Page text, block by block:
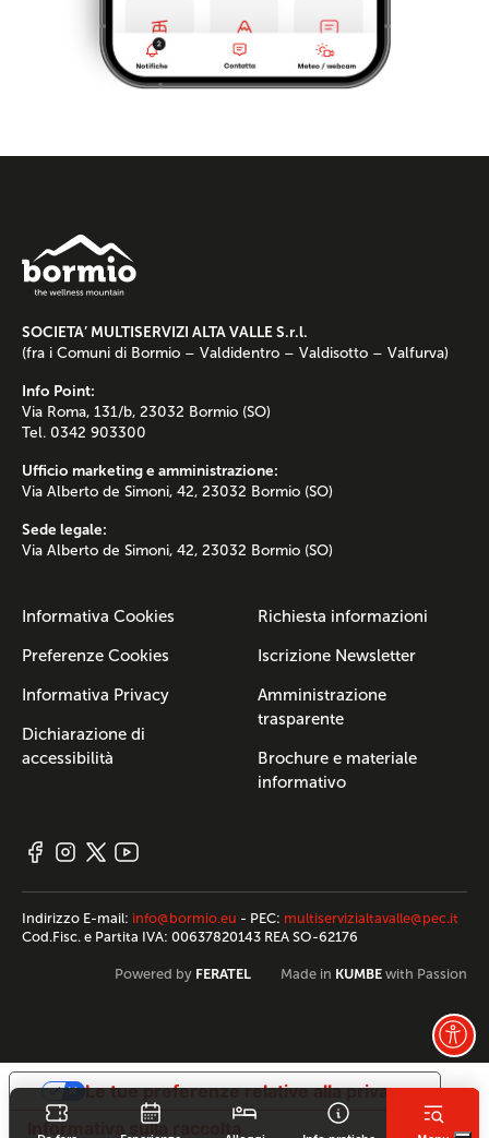
SOCIETA’ MULTISERVIZI ALTA VALLE S.r.l.
(fra i Comuni di Bormio – Valdidentro – Valdisotto – Valfurva)
Info Point:
Via Roma, 131/b, 23032 Bormio (SO)
Tel. 0342 903300
Ufficio marketing e amministrazione:
Via Alberto de Simoni, 42, 23032 Bormio (SO)
Sede legale:
Via Alberto de Simoni, 42, 23032 Bormio (SO)
Informativa Cookies
Preferenze Cookies
Informativa Privacy
Dichiarazione di
accessibilità
Richiesta informazioni
Iscrizione Newsletter
Amministrazione
trasparente
Brochure e materiale
informativo
Indirizzo E-mail: info@bormio.eu - PEC: multiservizialtavalle@pec.it
Cod.Fisc. e Partita IVA: 00637820143 REA SO-62176
Powered by FERATEL Made in KUMBE with Passion
Informativa sulla raccolta
Le tue preferenze relative alla privacy